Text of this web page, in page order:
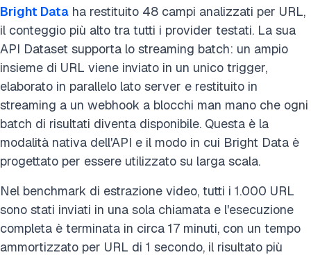
Bright Data ha restituito 48 campi analizzati per URL,
il conteggio più alto tra tutti i provider testati. La sua
API Dataset supporta lo streaming batch: un ampio
insieme di URL viene inviato in un unico trigger,
elaborato in parallelo lato server e restituito in
streaming a un webhook a blocchi man mano che ogni
batch di risultati diventa disponibile. Questa è la
modalità nativa dell'API e il modo in cui Bright Data è
progettato per essere utilizzato su larga scala.
Nel benchmark di estrazione video, tutti i 1.000 URL
sono stati inviati in una sola chiamata e l'esecuzione
completa è terminata in circa 17 minuti, con un tempo
ammortizzato per URL di 1 secondo, il risultato più